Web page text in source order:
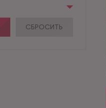
СБРОСИТЬ